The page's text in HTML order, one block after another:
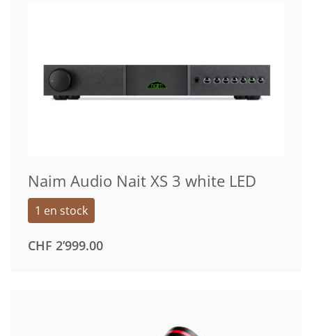
Naim Audio Nait XS 3 white LED
1 en stock
CHF 2’999.00